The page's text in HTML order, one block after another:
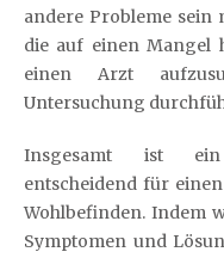
andere Probleme sein
die auf einen Mangel
einen Arzt
Untersuchung
Insgesamt ist ein
entscheidend für
Wohlbefinden. Indem
Symptomen und